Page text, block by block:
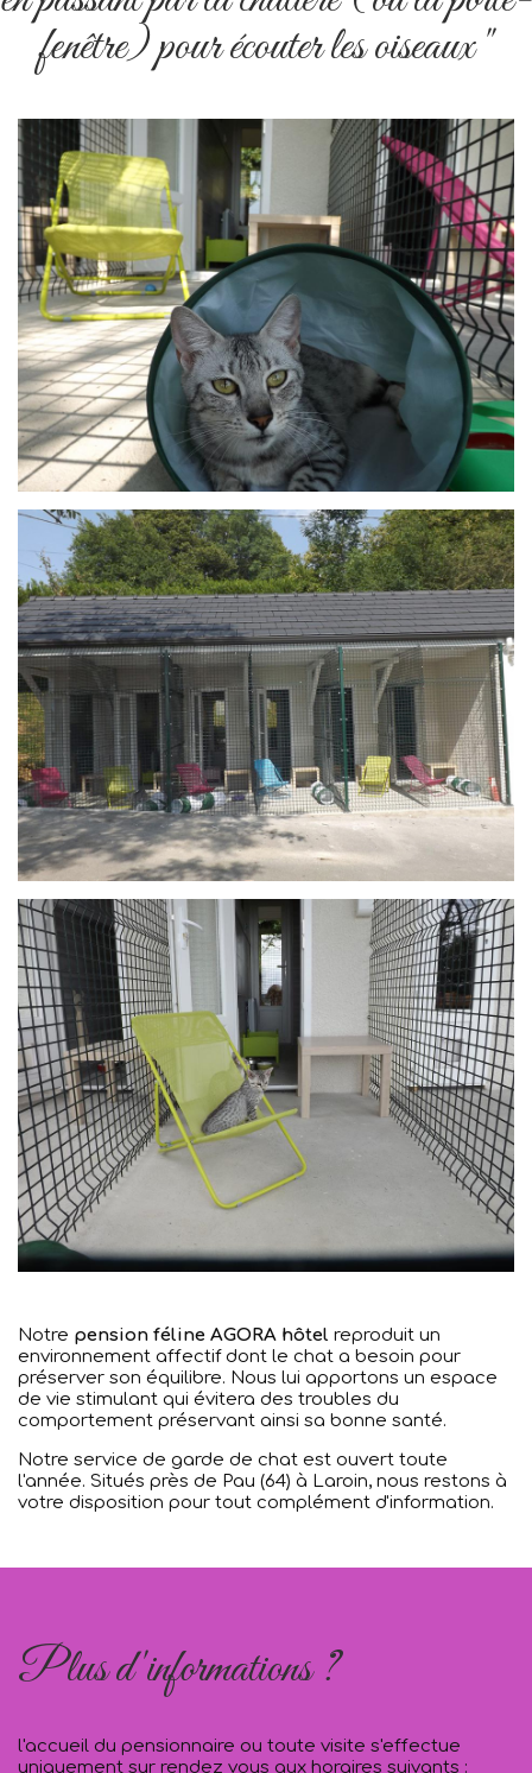
fenêtre) pour écouter les oiseaux "
Notre pension féline AGORA hôtel reproduit un
environnement affectif dont le chat a besoin pour
préserver son équilibre. Nous lui apportons un espace
de vie stimulant qui évitera des troubles du
comportement préservant ainsi sa bonne santé.
Notre service de garde de chat est ouvert toute
l'année. Situés près de Pau (64) à Laroin, nous restons à
votre disposition pour tout complément d'information.
Plus d'informations ?
l'accueil du pensionnaire ou toute visite s'effectue
uniquement sur rendez vous aux horaires suivants :